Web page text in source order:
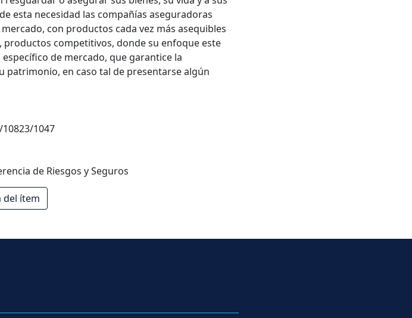
esta necesidad las compañías aseguradoras
con productos cada vez más asequibles
productos competitivos, donde su enfoque este
de mercado, que garantice la
patrimonio, en caso tal de presentarse algún
1047
de Riesgos y Seguros
del ítem